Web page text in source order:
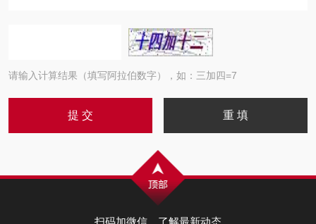
请输入计算结果（填写阿拉伯数字），如：三加四=7